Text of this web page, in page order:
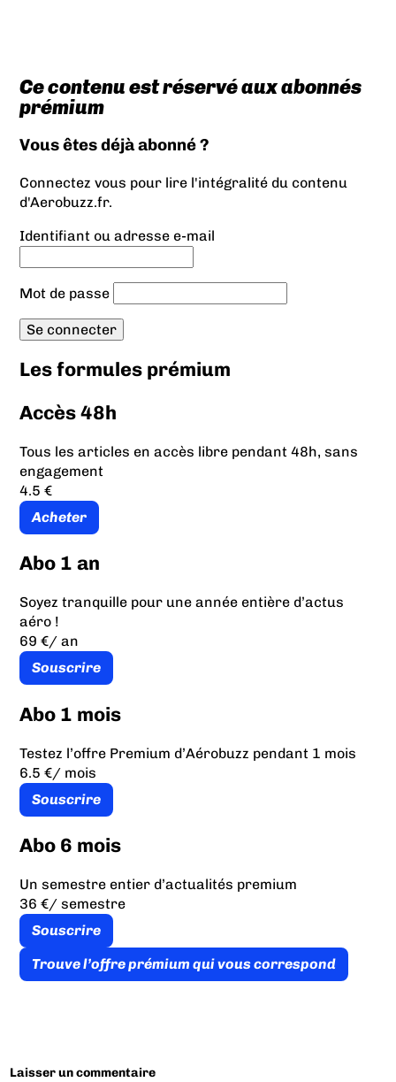
Ce contenu est réservé aux abonnés
prémium
Vous êtes déjà abonné ?
Connectez vous pour lire l'intégralité du contenu
d'Aerobuzz.fr.
Identifiant ou adresse e-mail
Mot de passe
Les formules prémium
Accès 48h
Tous les articles en accès libre pendant 48h, sans
engagement
4.5 €
Acheter
Abo 1 an
Soyez tranquille pour une année entière d’actus
aéro !
69 €/ an
Souscrire
Abo 1 mois
Testez l’offre Premium d’Aérobuzz pendant 1 mois
6.5 €/ mois
Souscrire
Abo 6 mois
Un semestre entier d’actualités premium
36 €/ semestre
Souscrire
Trouve l’offre prémium qui vous correspond
Laisser un commentaire